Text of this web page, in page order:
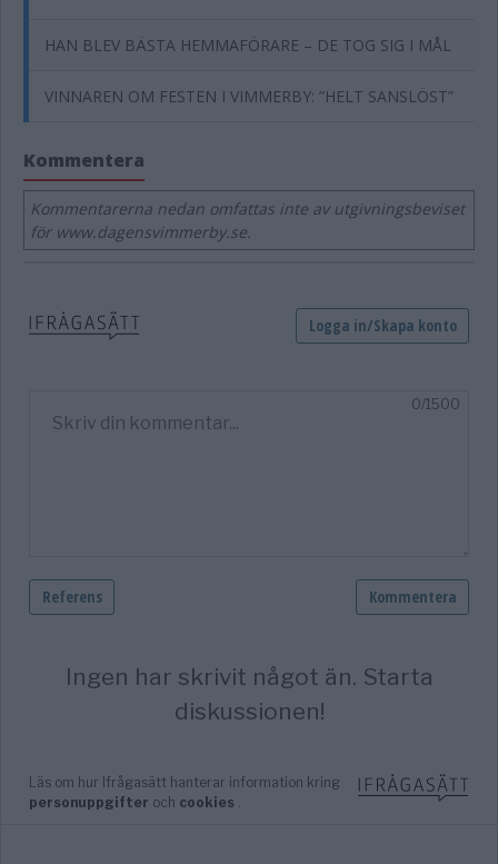
HAN BLEV BÄSTA HEMMAFÖRARE – DE TOG SIG I MÅL
VINNAREN OM FESTEN I VIMMERBY: ”HELT SANSLÖST”
Kommentera
Kommentarerna nedan omfattas inte av utgivningsbeviset
för www.dagensvimmerby.se.